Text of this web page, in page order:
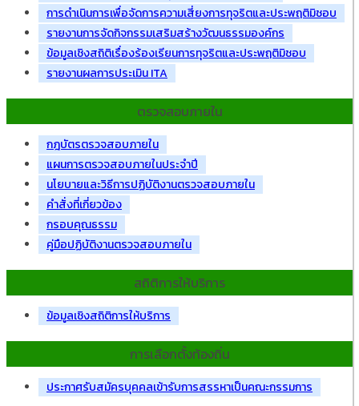
การดำเนินการเพื่อจัดการความเสี่ยงการทุจริตและประพฤติมิชอบ
รายงานการจัดกิจกรรมเสริมสร้างวัฒนธรรมองค์กร
ข้อมูลเชิงสถิติเรื่องร้องเรียนการทุจริตและประพฤติมิชอบ
รายงานผลการประเมิน ITA
ตรวจสอบภายใน
กฎบัตรตรวจสอบภายใน
แผนการตรวจสอบภายในประจำปี
นโยบายและวิธีการปฏิบัติงานตรวจสอบภายใน
คำสั่งที่เกี่ยวข้อง
กรอบคุณธรรม
คู่มือปฏิบัติงานตรวจสอบภายใน
สถิติการให้บริการ
ข้อมูลเชิงสถิติการให้บริการ
การเลือกตั้งท้องถิ่น
ประกาศรับสมัครบุคคลเข้ารับการสรรหาเป็นคณะกรรมการ